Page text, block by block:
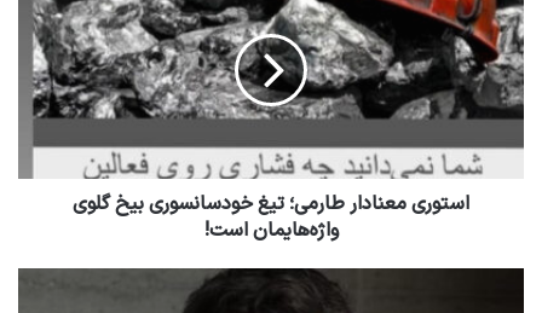
استوری معنادار طارمی؛ تیغ خودسانسوری بیخ گلوی
واژه‌هایمان است!